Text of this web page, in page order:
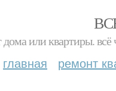
дома или квартиры.
главная ремонт